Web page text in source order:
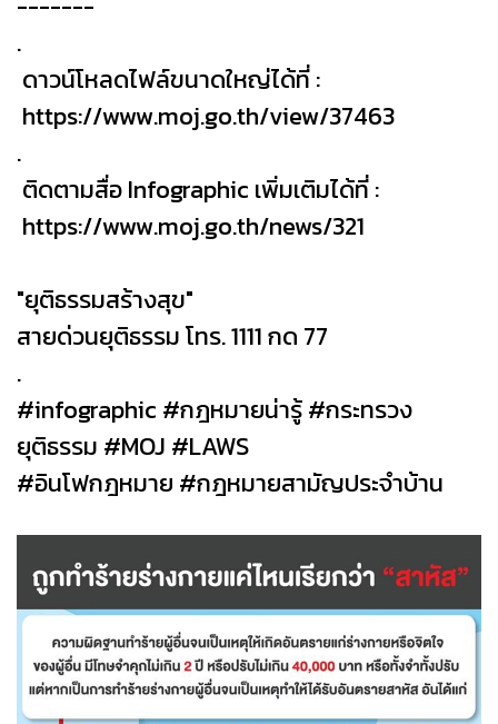
.
ดาวน์โหลดไฟล์ขนาดใหญ่ได้ที่ :
https://www.moj.go.th/view/37463
.
ติดตามสื่อ Infographic เพิ่มเติมได้ที่ :
https://www.moj.go.th/news/321
"ยุติธรรมสร้างสุข"
สายด่วนยุติธรรม โทร. 1111 กด 77
.
#infographic #กฎหมายน่ารู้ #กระทรวง
ยุติธรรม #MOJ #LAWS
#อินโฟกฎหมาย #กฎหมายสามัญประจำบ้าน